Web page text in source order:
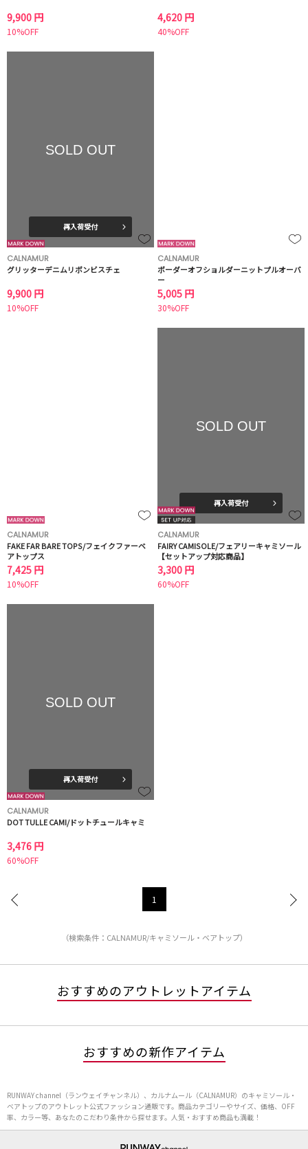
9,900 円
10%OFF
4,620 円
40%OFF
SOLD OUT
再入荷受付
CALNAMUR
グリッターデニムリボンビスチェ
9,900 円
10%OFF
CALNAMUR
ボーダーオフショルダーニットプルオーバ
ー
5,005 円
30%OFF
CALNAMUR
FAKE FAR BARE TOPS/フェイクファーベ
アトップス
7,425 円
10%OFF
SOLD OUT
再入荷受付
CALNAMUR
FAIRY CAMISOLE/フェアリーキャミソール
【セットアップ対応商品】
3,300 円
60%OFF
SOLD OUT
再入荷受付
CALNAMUR
DOT TULLE CAMI/ドットチュールキャミ
3,476 円
60%OFF
1
（検索条件：CALNAMUR/キャミソール・ベアトップ）
おすすめのアウトレットアイテム
おすすめの新作アイテム
RUNWAY channel（ランウェイチャンネル）、カルナムール（CALNAMUR）のキャミソール・
ベアトップのアウトレット公式ファッション通販です。商品カテゴリーやサイズ、価格、OFF
率、カラー等、あなたのこだわり条件から探せます。人気・おすすめ商品も満載！